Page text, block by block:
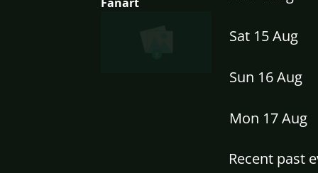
Sat 15 Aug
Sun 16 Aug
Mon 17 Aug
Recent past